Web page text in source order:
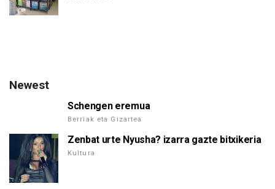
Newest
Schengen eremua
Berriak eta Gizartea
Zenbat urte Nyusha? izarra gazte bitxikeria
Kultura